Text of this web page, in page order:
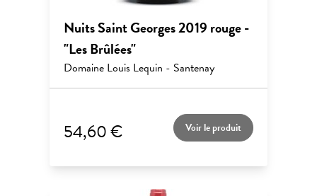
Nuits Saint Georges 2019 rouge -
"Les Brûlées"
Domaine Louis Lequin - Santenay
54,60 € Voir le produit